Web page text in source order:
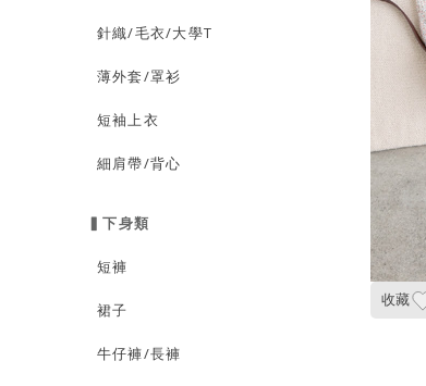
針織/毛衣/大學T
薄外套/罩衫
短袖上衣
細肩帶/背心
▍下身類
短褲
裙子
牛仔褲/長褲
收藏